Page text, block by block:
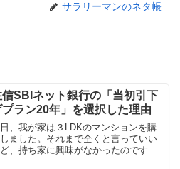
サラリーマンのネタ帳
信SBIネット銀行の「当初引下
プラン20年」を選択した理由
、我が家は３LDKのマンションを購
しました。それまで全くと言っていい
、持ち家に興味がなかったのです